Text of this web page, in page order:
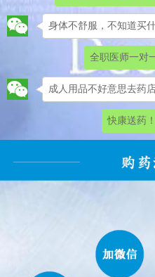
身体不舒服，不知道买
全职医师一对
成人用品不好意思去药
快康送药